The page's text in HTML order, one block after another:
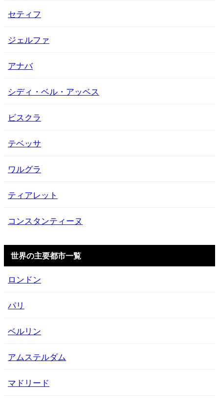
セティフ
ジェルファ
アナバ
シディ・ベル・アッベス
ビスクラ
テベッサ
ワルグラ
ティアレット
コンスタンティーヌ
世界の主要都市一覧
ロンドン
パリ
ベルリン
アムステルダム
マドリード